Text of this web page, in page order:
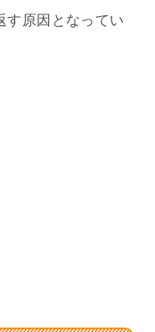
す原因となってい